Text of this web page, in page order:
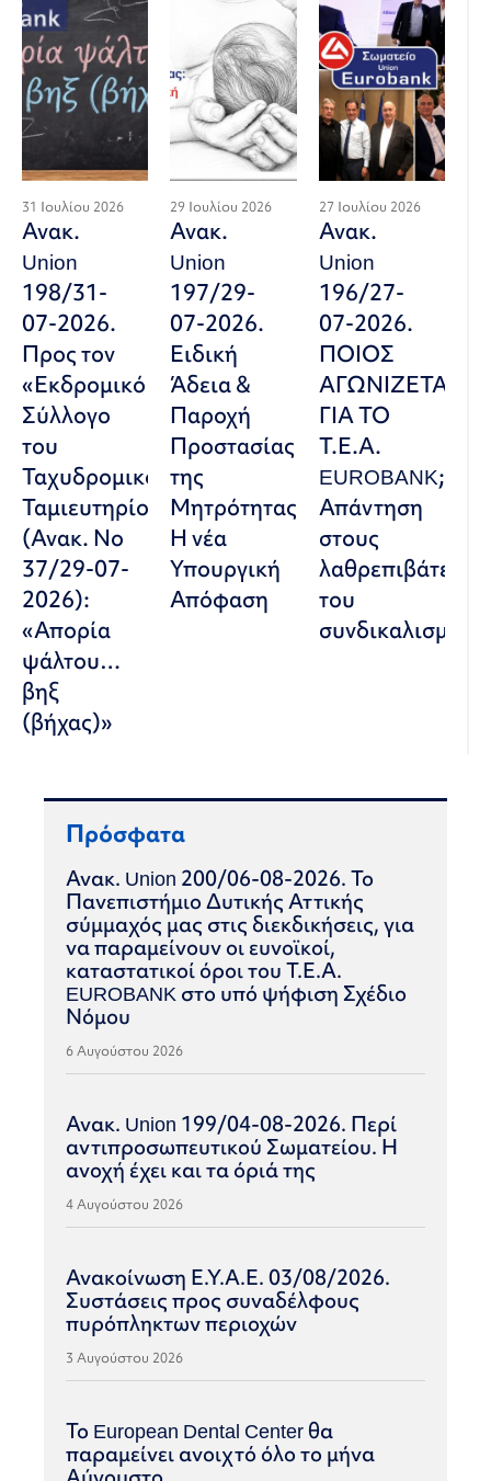
31 Ιουλίου 2026
Ανακ.
Union
198/31-
07-2026.
Προς τον
«Εκδρομικό
Σύλλογο
του
Ταχυδρομικού
Ταμιευτηρίου»
(Ανακ. Νο
37/29-07-
2026):
«Απορία
ψάλτου…
βηξ
(βήχας)»
29 Ιουλίου 2026
Ανακ.
Union
197/29-
07-2026.
Ειδική
Άδεια &
Παροχή
Προστασίας
της
Μητρότητας:
Η νέα
Υπουργική
Απόφαση
27 Ιουλίου 2026
Ανακ.
Union
196/27-
07-2026.
ΠΟΙΟΣ
ΑΓΩΝΙΖΕΤΑΙ
ΓΙΑ ΤΟ
Τ.Ε.Α.
EUROBANK;
Απάντηση
στους
λαθρεπιβάτες
του
συνδικαλισμού
Πρόσφατα
Ανακ. Union 200/06-08-2026. Το
Πανεπιστήμιο Δυτικής Αττικής
σύμμαχός μας στις διεκδικήσεις, για
να παραμείνουν οι ευνοϊκοί,
καταστατικοί όροι του Τ.Ε.Α.
EUROBANK στο υπό ψήφιση Σχέδιο
Νόμου
6 Αυγούστου 2026
Ανακ. Union 199/04-08-2026. Περί
αντιπροσωπευτικού Σωματείου. Η
ανοχή έχει και τα όριά της
4 Αυγούστου 2026
Ανακοίνωση Ε.Υ.Α.Ε. 03/08/2026.
Συστάσεις προς συναδέλφους
πυρόπληκτων περιοχών
3 Αυγούστου 2026
Το European Dental Center θα
παραμείνει ανοιχτό όλο το μήνα